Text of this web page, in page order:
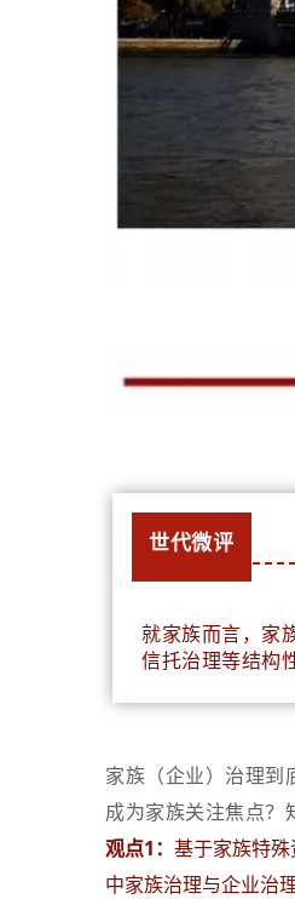
世代微评
就家族而言，家
信托治理等结构
家族（企业）治理到
成为家族关注焦点？
观点1： 基于家族特
中家族治理与企业治